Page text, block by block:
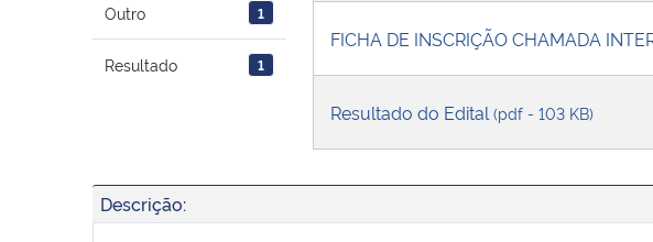
Outro 1
Resultado 1
FICHA DE INSCRIÇÃO CHAMADA
Resultado do Edital (pdf - 103 KB)
Descrição: